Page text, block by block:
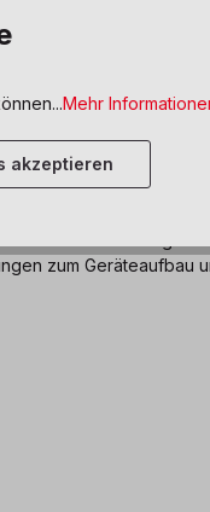
und
Die farbig
zum Geräteaufbau
Mehr
akzeptieren